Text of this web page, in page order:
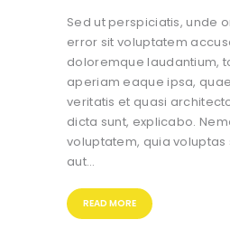
Sed ut perspiciatis, unde
error sit voluptatem
doloremque laudantium,
aperiam eaque ipsa,
veritatis et quasi
dicta sunt, explicabo.
voluptatem, quia voluptas
aut…
READ MORE